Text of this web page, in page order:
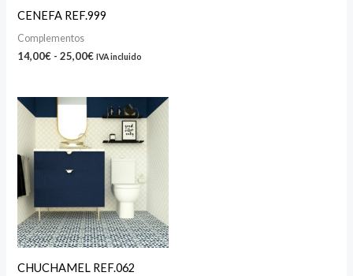
CENEFA REF.999
Complementos
14,00€ - 25,00€ IVA incluido
CHUCHAMEL REF.062
Rango
de
precios:
desde
14,00€
hasta
45,00€